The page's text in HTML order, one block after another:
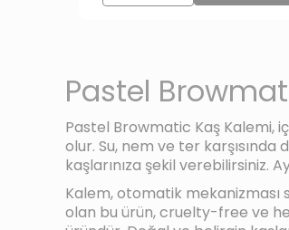
Pastel
Pastel Browmatic Kaş Kalemi,
olur. Su, nem ve ter
kaşlarınıza şekil verebilirsiniz.
Kalem, otomatik mekanizması
olan bu ürün, cruelty-free ve